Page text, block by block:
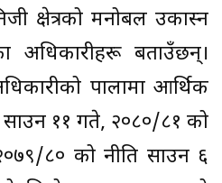
क्षेत्रको मनोबल उकास्न
अधिकारीहरू बताउँछन्।
पालामा आर्थिक
साउन ११ गते, २०८०/८१ को
८० को नीति साउन ६